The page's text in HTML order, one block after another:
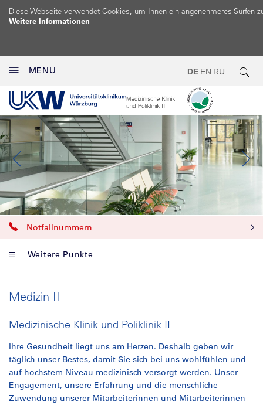
Diese Webseite verwendet Cookies, um Ihnen ein angenehmeres Surfen
Weitere Informationen
MENU DE EN RU
Notfallnummern
Weitere Punkte
Medizin II
Medizinische Klinik und Poliklinik II
Ihre Gesundheit liegt uns am Herzen. Deshalb geben wir
täglich unser Bestes, damit Sie sich bei uns wohlfühlen und
auf höchstem Niveau medizinisch versorgt werden. Unser
Engagement, unsere Erfahrung und die menschliche
Zuwendung unserer Mitarbeiterinnen und Mitarbeiterinnen